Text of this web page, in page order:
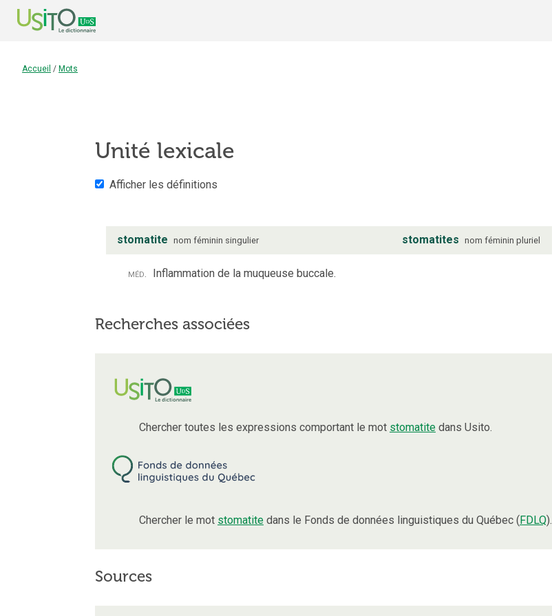
Accueil / Mots
Unité lexicale
Afficher les définitions
stomatite nom féminin singulier stomatites nom féminin pluriel
méd. Inflammation de la muqueuse buccale.
Recherches associées
Chercher toutes les expressions comportant le mot stomatite dans Usito.
Chercher le mot stomatite dans le Fonds de données linguistiques du Québec (FDLQ).
Sources